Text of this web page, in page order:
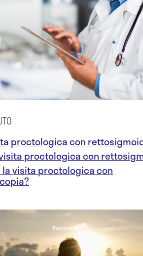
proctologica con
proctologica con
la visita proctologica con